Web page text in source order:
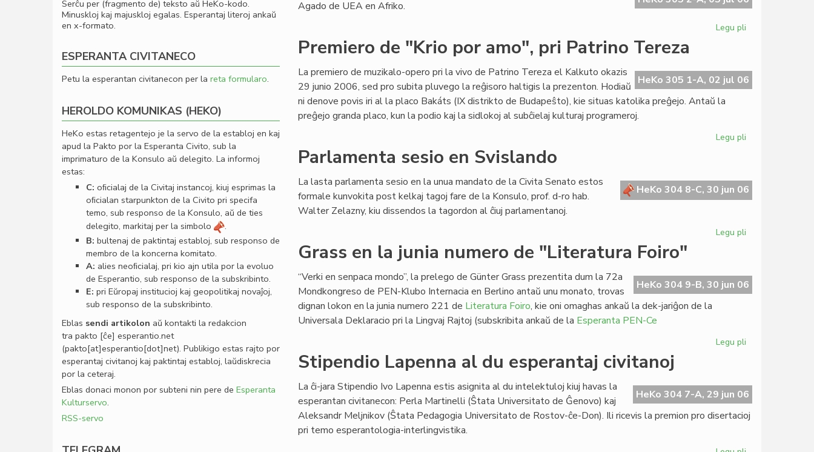
Agado de UEA en Afriko.
Legu pli
Hans
Bakker
Premiero de "Krio por amo", pri Patrino Tereza
HeKo 305 1-A, 02 jul 06
La premiero de muzikalo-opero pri la vivo de Patrino Tereza el Kalkuto okazis
29 junio 2006, sed pro subita pluvego la reĝisoro haltigis la prezenton. Hodiaŭ
ni denove povis iri al la placo Bakáts (IX distrikto de Budapeŝto), kie situas katolika preĝejo. Antaŭ la
preĝejo granda placo, kun la podio kaj la sidlokoj al subĉielaj kulturaj programeroj.
Legu pli
por
amo",
Parlamenta sesio en Svislando
HeKo 304 8-C, 30 jun 06
La lasta parlamenta sesio en la unua mandato de la Civita Senato estos
formale kunvokita post kelkaj tagoj fare de la Konsulo, prof. d-ro hab.
Walter Zelazny, kiu dissendos la tagordon al ĉiuj parlamentanoj.
Legu pli
Svislando
Grass en la junia numero de "Literatura Foiro"
HeKo 304 9-B, 30 jun 06
“Verki en senpaca mondo”, la prelego de Günter Grass prezentita dum la 72a
Mondkongreso de PEN-Klubo Internacia en Berlino antaŭ unu monato, trovas
dignan lokon en la junia numero 221 de Literatura Foiro, kie oni omaghas ankaŭ la dek-jariĝon de la
Universala Deklaracio pri la Lingvaj Rajtoj (subskribita ankaŭ de la Esperanta PEN-Ce
Legu pli
junia
numero
de
Stipendio Lapenna al du esperantaj civitanoj
HeKo 304 7-A, 29 jun 06
La ĉi-jara Stipendio Ivo Lapenna estis asignita al du intelektuloj kiuj havas la
esperantan civitanecon: Perla Martinelli (Ŝtata Universitato de Ĝenovo) kaj
Aleksandr Meljnikov (Ŝtata Pedagogia Universitato de Rostov-ĉe-Don). Ili ricevis la premion pro disertacioj
pri temo esperantologia-interlingvistika.
Serĉu per (fragmento de) teksto aŭ HeKo-kodo.
Minuskloj kaj majuskloj egalas. Esperantaj literoj ankaŭ
en x-formato.
ESPERANTA CIVITANECO
Petu la esperantan civitanecon per la reta formularo.
HEROLDO KOMUNIKAS (HEKO)
HeKo estas retagentejo je la servo de la establoj en kaj
apud la Pakto por la Esperanta Civito, sub la
imprimaturo de la Konsulo aŭ delegito. La informoj
estas:
C: oﬁcialaj de la Civitaj instancoj, kiuj esprimas la
oﬁcialan starpunkton de la Civito pri specifa
temo, sub responso de la Konsulo, aŭ de ties
delegito, markitaj per la simbolo
.
B: bultenaj de paktintaj establoj, sub responso de
membro de la koncerna komitato.
A: alies neoﬁcialaj, pri kio ajn utila por la evoluo
de Esperantio, sub responso de la subskribinto.
E: pri Eŭropaj institucioj kaj geopolitikaj novaĵoj,
sub responso de la subskribinto.
Eblas sendi artikolon aŭ kontakti la redakcion
tra pakto [ĉe] esperantio.net
(pakto[at]esperantio[dot]net). Publikigo estas rajto por
esperantaj civitanoj kaj paktintaj establoj, laŭdiskrecia
por la ceteraj.
Eblas donaci monon por subteni nin pere de Esperanta
Kulturservo.
RSS-servo